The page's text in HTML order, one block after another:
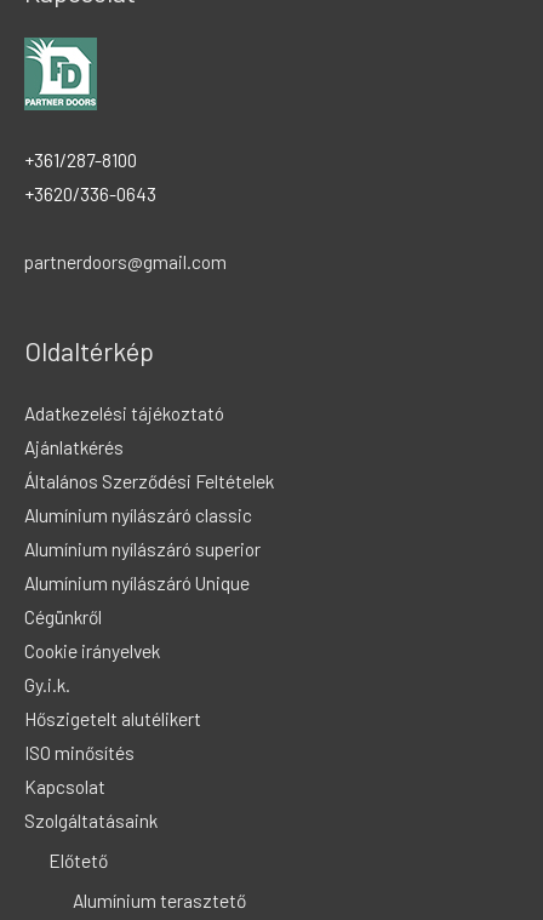
+361/287-8100
+3620/336-0643
partnerdoors@gmail.com
Oldaltérkép
Adatkezelési tájékoztató
Ajánlatkérés
Általános Szerződési Feltételek
Alumínium nyílászáró classic
Alumínium nyílászáró superior
Alumínium nyílászáró Unique
Cégünkről
Cookie irányelvek
Gy.i.k.
Hőszigetelt alutélikert
ISO minősítés
Kapcsolat
Szolgáltatásaink
Előtető
Alumínium terasztető